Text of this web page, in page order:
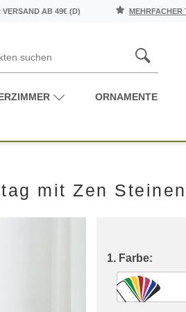
AB 49€ (D) MEHRFACHER
ORNAMENTE
mit Zen Steinen
1. Farbe: